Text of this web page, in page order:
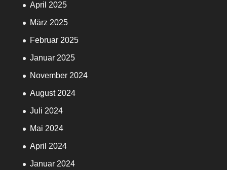
April 2025
März 2025
Februar 2025
Januar 2025
November 2024
August 2024
Juli 2024
Mai 2024
April 2024
Januar 2024